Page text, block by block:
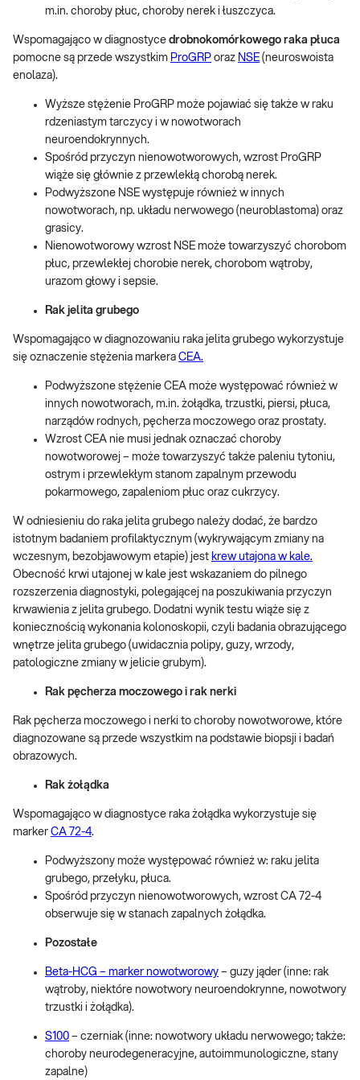
m.in. choroby płuc, choroby nerek i łuszczyca.
Wspomagająco w diagnostyce drobnokomórkowego raka płuca
pomocne są przede wszystkim ProGRP oraz NSE (neuroswoista
enolaza).
Wyższe stężenie ProGRP może pojawiać się także w raku
rdzeniastym tarczycy i w nowotworach
neuroendokrynnych.
Spośród przyczyn nienowotworowych, wzrost ProGRP
wiąże się głównie z przewlekłą chorobą nerek.
Podwyższone NSE występuje również w innych
nowotworach, np. układu nerwowego (neuroblastoma) oraz
grasicy.
Nienowotworowy wzrost NSE może towarzyszyć chorobom
płuc, przewlekłej chorobie nerek, chorobom wątroby,
urazom głowy i sepsie.
Rak jelita grubego
Wspomagająco w diagnozowaniu raka jelita grubego wykorzystuje
się oznaczenie stężenia markera CEA.
Podwyższone stężenie CEA może występować również w
innych nowotworach, m.in. żołądka, trzustki, piersi, płuca,
narządów rodnych, pęcherza moczowego oraz prostaty.
Wzrost CEA nie musi jednak oznaczać choroby
nowotworowej – może towarzyszyć także paleniu tytoniu,
ostrym i przewlekłym stanom zapalnym przewodu
pokarmowego, zapaleniom płuc oraz cukrzycy.
W odniesieniu do raka jelita grubego należy dodać, że bardzo
istotnym badaniem profilaktycznym (wykrywającym zmiany na
wczesnym, bezobjawowym etapie) jest krew utajona w kale.
Obecność krwi utajonej w kale jest wskazaniem do pilnego
rozszerzenia diagnostyki, polegającej na poszukiwania przyczyn
krwawienia z jelita grubego. Dodatni wynik testu wiąże się z
koniecznością wykonania kolonoskopii, czyli badania obrazującego
wnętrze jelita grubego (uwidacznia polipy, guzy, wrzody,
patologiczne zmiany w jelicie grubym).
Rak pęcherza moczowego i rak nerki
Rak pęcherza moczowego i nerki to choroby nowotworowe, które
diagnozowane są przede wszystkim na podstawie biopsji i badań
obrazowych.
Rak żołądka
Wspomagająco w diagnostyce raka żołądka wykorzystuje się
marker CA 72-4.
Podwyższony może występować również w: raku jelita
grubego, przełyku, płuca.
Spośród przyczyn nienowotworowych, wzrost CA 72-4
obserwuje się w stanach zapalnych żołądka.
Pozostałe
Beta-HCG – marker nowotworowy – guzy jąder (inne: rak
wątroby, niektóre nowotwory neuroendokrynne, nowotwory
trzustki i żołądka).
S100 – czerniak (inne: nowotwory układu nerwowego; także:
choroby neurodegeneracyjne, autoimmunologiczne, stany
zapalne)